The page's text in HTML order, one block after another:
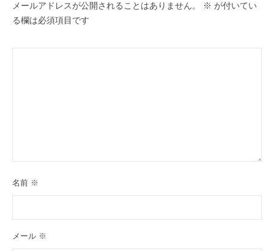
メールアドレスが公開されることはありません。 ※ が付いてい
る欄は必須項目です
名前 ※
メール ※